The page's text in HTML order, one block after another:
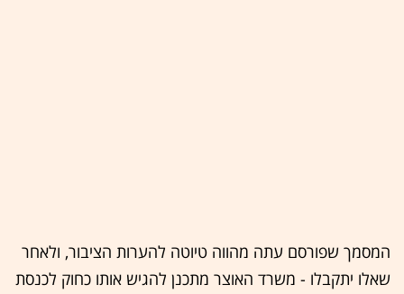
המסמך שפורסם עתה מהווה טיוטה להערות הציבור, ולאחר
שאלו יתקבלו - משרד האוצר מתכנן להגיש אותו כחוק לכנסת